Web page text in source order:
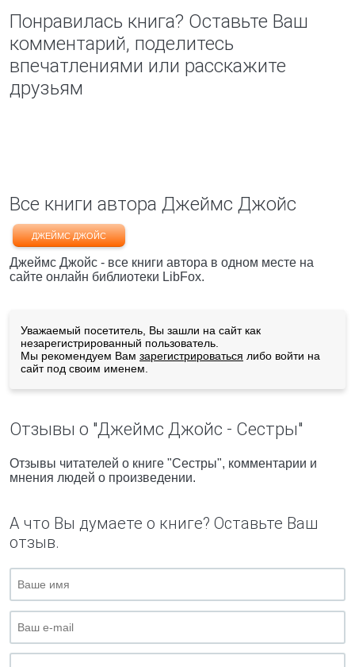
Понравилась книга? Оставьте Ваш
комментарий, поделитесь
впечатлениями или расскажите
друзьям
Все книги автора Джеймс Джойс
ДЖЕЙМС ДЖОЙС
Джеймс Джойс - все книги автора в одном месте на
сайте онлайн библиотеки LibFox.
Уважаемый посетитель, Вы зашли на сайт как
незарегистрированный пользователь.
Мы рекомендуем Вам зарегистрироваться либо войти на
сайт под своим именем.
Отзывы о "Джеймс Джойс - Сестры"
Отзывы читателей о книге "Сестры", комментарии и
мнения людей о произведении.
А что Вы думаете о книге? Оставьте Ваш
отзыв.